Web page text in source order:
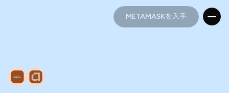
METAMASKを入手